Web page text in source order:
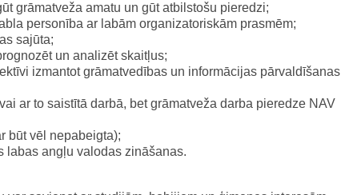
grāmatveža amatu un gūt atbilstošu pieredzi;
personība ar labām organizatoriskām prasmēm;
sajūta;
un analizēt skaitļus;
izmantot grāmatvedības un informācijas pārvaldīšanas
ar to saistītā darbā, bet grāmatveža darba pieredze NAV
būt vēl nepabeigta);
labas angļu valodas zināšanas.